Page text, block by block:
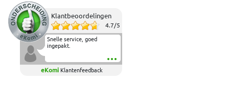
Klantbeoordelingen
4.7/5
Snelle service, goed
ingepakt.
eKomi Klantenfeedback